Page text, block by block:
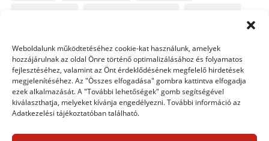
Weboldalunk működtetéséhez cookie-kat használunk, amelyek
hozzájárulnak az oldal Önre történő optimalizálásához és folyamatos
fejlesztéséhez, valamint az Önt érdeklődésének megfelelő hirdetések
megjelenítéséhez. Az "Összes elfogadása" gombra kattintva elfogadja
ezek alkalmazását. A "További lehetőségek" gomb segítségével
kiválaszthatja, melyeket kívánja engedélyezni. További információ az
Adatkezelési tájékoztatóban található.
szövegszerkesztés template text Topaz trükkök
videó vintage